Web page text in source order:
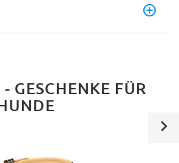
- GESCHENKE FÜR